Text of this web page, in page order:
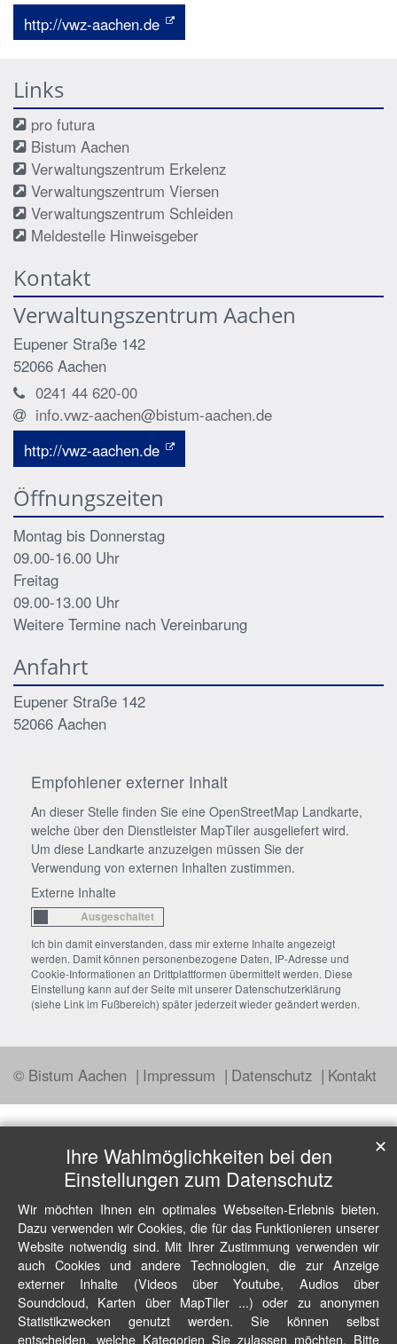
http://vwz-aachen.de
Links
pro futura
Bistum Aachen
Verwaltungszentrum Erkelenz
Verwaltungszentrum Viersen
Verwaltungszentrum Schleiden
Meldestelle Hinweisgeber
Kontakt
Verwaltungszentrum Aachen
Eupener Straße 142
52066 Aachen
0241 44 620-00
info.vwz-aachen@bistum-aachen.de
http://vwz-aachen.de
Öffnungszeiten
Montag bis Donnerstag
09.00-16.00 Uhr
Freitag
09.00-13.00 Uhr
Weitere Termine nach Vereinbarung
Anfahrt
Eupener Straße 142
52066 Aachen
Empfohlener externer Inhalt
An dieser Stelle finden Sie eine OpenStreetMap Landkarte,
welche über den Dienstleister MapTiler ausgeliefert wird.
Um diese Landkarte anzuzeigen müssen Sie der
Verwendung von externen Inhalten zustimmen.
Externe Inhalte
Ich bin damit einverstanden, dass mir externe Inhalte angezeigt
werden. Damit können personenbezogene Daten, IP-Adresse und
Cookie-Informationen an Drittplattformen übermittelt werden. Diese
Einstellung kann auf der Seite mit unserer Datenschutzerklärung
(siehe Link im Fußbereich) später jederzeit wieder geändert werden.
© Bistum Aachen Impressum Datenschutz Kontakt
Ihre Wahlmöglichkeiten bei den
Einstellungen zum Datenschutz
Wir möchten Ihnen ein optimales Webseiten-Erlebnis bieten.
Dazu verwenden wir Cookies, die für das Funktionieren unserer
Website notwendig sind. Mit Ihrer Zustimmung verwenden wir
auch Cookies und andere Technologien, die zur Anzeige
externer Inhalte (Videos über Youtube, Audios über
Soundcloud, Karten über MapTiler ...) oder zu anonymen
Statistikzwecken genutzt werden. Sie können selbst
entscheiden, welche Kategorien Sie zulassen möchten. Bitte
✕